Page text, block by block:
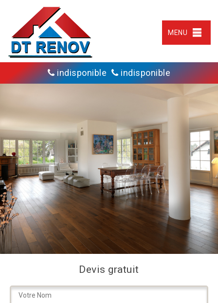
MENU
indisponible indisponible
Devis gratuit